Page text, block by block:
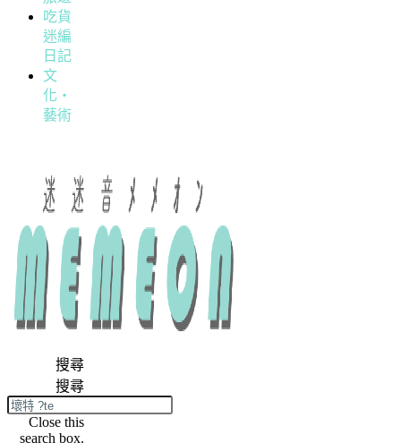
吃貨
迷編
日記
文
化・
藝術
搜尋
搜尋
Close this
search box.